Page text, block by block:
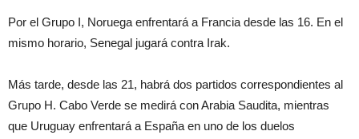
Por el Grupo I, Noruega enfrentará a Francia desde las 16. En el
mismo horario, Senegal jugará contra Irak.
Más tarde, desde las 21, habrá dos partidos correspondientes al
Grupo H. Cabo Verde se medirá con Arabia Saudita, mientras
que Uruguay enfrentará a España en uno de los duelos